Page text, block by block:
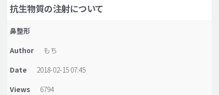
プチ整形
idリアルストーリー
idニュース
病院紹介
抗生物質の注射について
鼻整形
Author
もち
Date
2018-02-15 07:45
Views
6794